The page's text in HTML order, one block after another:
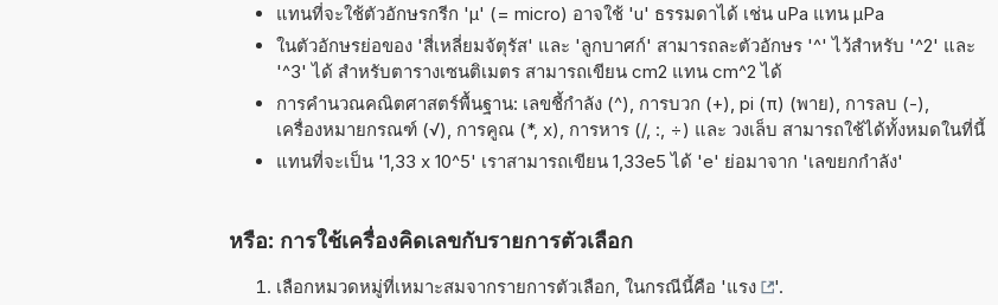
แทนที่จะใช้ตัวอักษรกรีก 'µ' (= micro) อาจใช้ 'u' ธรรมดาได้ เช่น uPa แทน µPa
ในตัวอักษรย่อของ 'สี่เหลี่ยมจัตุรัส' และ 'ลูกบาศก์' สามารถละตัวอักษร '^' ไว้สำหรับ '^2' และ
'^3' ได้ สำหรับตารางเซนติเมตร สามารถเขียน cm2 แทน cm^2 ได้
การคำนวณคณิตศาสตร์พื้นฐาน: เลขชี้กำลัง (^), การบวก (+), pi (π) (พาย), การลบ (-),
เครื่องหมายกรณฑ์ (√), การคูณ (*, x), การหาร (/, :, ÷) และ วงเล็บ สามารถใช้ได้ทั้งหมดในที่นี้
แทนที่จะเป็น '1,33 x 10^5' เราสามารถเขียน 1,33e5 ได้ 'e' ย่อมาจาก 'เลขยกกำลัง'
หรือ: การใช้เครื่องคิดเลขกับรายการตัวเลือก
เลือกหมวดหมู่ที่เหมาะสมจากรายการตัวเลือก, ในกรณีนี้คือ 'แรง
'.